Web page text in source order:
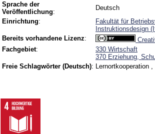
Sprache der
Veröffentlichung:
Deutsch
Einrichtung:
Fakultät für
Instruktionsdesign
Bereits vorhandene Lizenz:
Fachgebiet:
330 Wirtschaft
370 Erziehung,
Freie Schlagwörter (Deutsch): Lernortkooperation